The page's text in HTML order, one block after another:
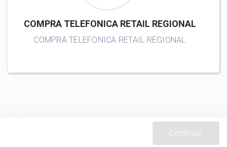
COMPRA TELEFONICA RETAIL REGIONAL
COMPRA TELEFONICA RETAIL REGIONAL
Continuar